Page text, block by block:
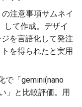
06-21
06-20
06-19
06-18
12-06
12-05
12-04
12-03
06-21
06-20
06-19
06-18
12-06
12-05
12-04
12-03
01-18
01-11
01-04
01-18
01-11
01-04
01-18
01-11
01-04
01-13
06-19
06-18
06-17
06-16
12-06
12-05
12-04
12-03
01-18
01-11
01-04
06-21
06-20
06-19
06-18
06-16
06-15
06-14
06-13
注意事項サムネイ
して作成。デザイ
を言語化して発注
を得られたと実用
で「gemini(nano
」と比較評価。用